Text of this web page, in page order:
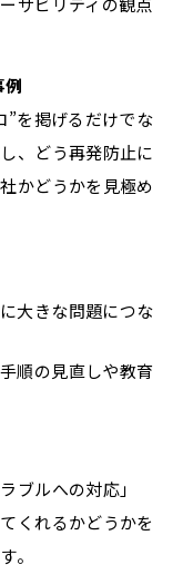
例
”を掲げるだけでな
、どう再発防止に
かどうかを見極め
大きな問題につな
順の見直しや教育
ブルへの対応」
くれるかどうかを
。